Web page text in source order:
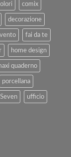
comix
decorazione
fai da te
home design
quaderno
porcellana
Seven ufficio